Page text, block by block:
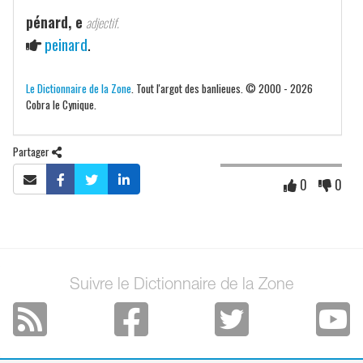
pénard, e adjectif.
peinard.
Le Dictionnaire de la Zone . Tout l'argot des banlieues. © 2000 - 2026
Cobra le Cynique.
Partager
0 0
Suivre le Dictionnaire de la Zone